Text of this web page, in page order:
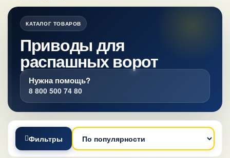
Параметры
Цена14100-99990 р.
Производитель
Alutech 1
Came 13
DoorHan 6
FAAC 16
КАТАЛОГ ТОВАРОВ
Приводы для
распашных ворот
Нужна помощь?
8 800 500 74 80
Фильтры